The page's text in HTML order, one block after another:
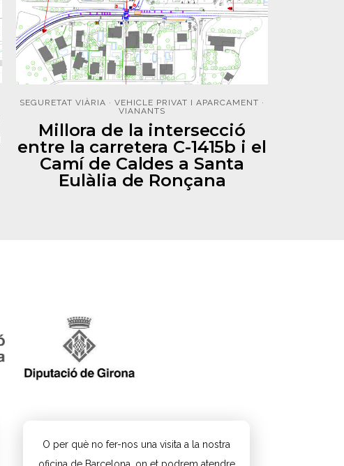
SEGURETAT VIÀRIA · VEHICLE PRIVAT I APARCAMENT ·
VIANANTS
Millora de la intersecció
entre la carretera C-1415b i el
Camí de Caldes a Santa
Eulàlia de Ronçana
O per què no fer-nos una visita a la nostra